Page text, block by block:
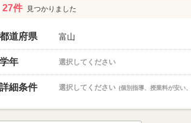
27件 見つかりました
都道府県 富山
学年 選択してください
詳細条件 選択してください (個別指導、授業料が安い